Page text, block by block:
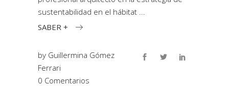
sustentabilidad en el hábitat
SABER +
by Guillermina Gómez
Ferrari
0 Comentarios